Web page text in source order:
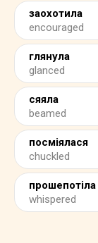
заохотила
encouraged
глянула
glanced
сяяла
beamed
посміялася
chuckled
прошепотіла
whispered